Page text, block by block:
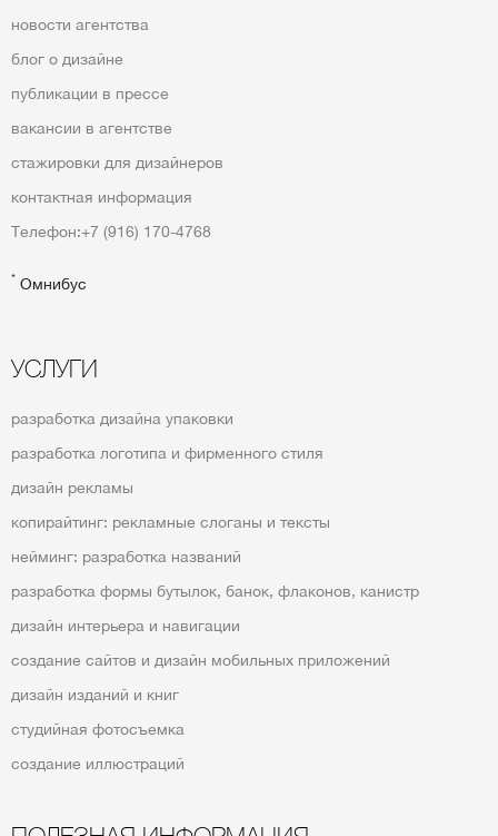
новости агентства
блог о дизайне
публикации в прессе
вакансии в агентстве
стажировки для дизайнеров
контактная информация
Телефон:+7 (916) 170-4768
* Омнибус
УСЛУГИ
разработка дизайна упаковки
разработка логотипа и фирменного стиля
дизайн рекламы
копирайтинг: рекламные слоганы и тексты
нейминг: разработка названий
разработка формы бутылок, банок, флаконов, канистр
дизайн интерьера и навигации
создание сайтов и дизайн мобильных приложений
дизайн изданий и книг
студийная фотосъемка
создание иллюстраций